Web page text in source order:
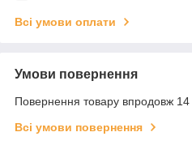
Всі умови оплати
Умови повернення
Повернення товару впродовж 14
Всі умови повернення